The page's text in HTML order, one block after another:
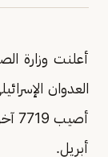
أعلنت وزارة
العدوان
أبريل.